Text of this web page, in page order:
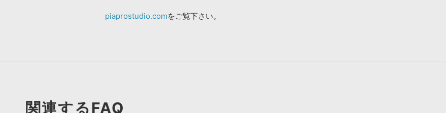
シングル効果音
piaprostudio.comをご覧下さい。
関連するFAQ